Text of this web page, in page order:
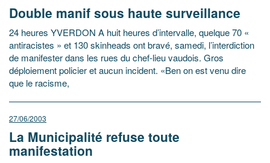
Double manif sous haute surveillance
24 heures YVERDON A huit heures d’intervalle, quelque 70 «
antiracistes » et 130 skinheads ont bravé, samedi, l’interdiction
de manifester dans les rues du chef-lieu vaudois. Gros
déploiement policier et aucun incident. «Ben on est venu dire
que le racisme,
27/06/2003
La Municipalité refuse toute
manifestation